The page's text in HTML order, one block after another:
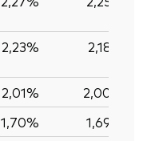
2,23% 2,18%
2,01%
2,00%
1,70%
1,69%